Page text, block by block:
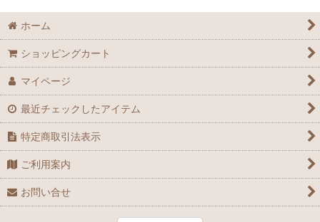
ホーム
ショッピングカート
マイページ
最近チェックしたアイテム
特定商取引法表示
ご利用案内
お問い合せ